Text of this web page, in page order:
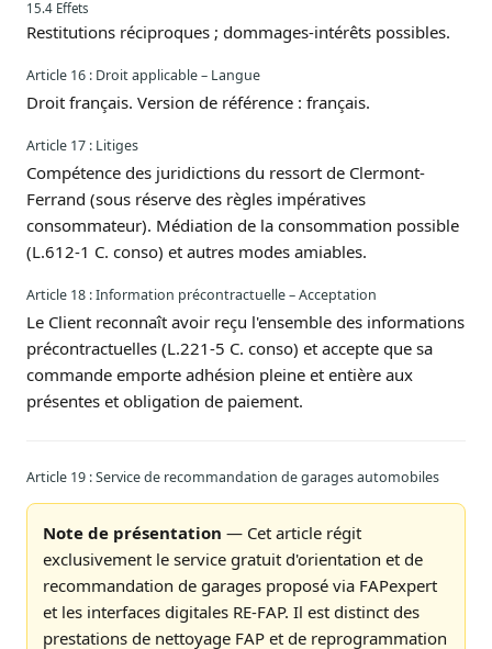
15.4 Effets
Restitutions réciproques ; dommages-intérêts possibles.
Article 16 : Droit applicable – Langue
Droit français. Version de référence : français.
Article 17 : Litiges
Compétence des juridictions du ressort de Clermont-
Ferrand (sous réserve des règles impératives
consommateur). Médiation de la consommation possible
(L.612-1 C. conso) et autres modes amiables.
Article 18 : Information précontractuelle – Acceptation
Le Client reconnaît avoir reçu l'ensemble des informations
précontractuelles (L.221-5 C. conso) et accepte que sa
commande emporte adhésion pleine et entière aux
présentes et obligation de paiement.
Article 19 : Service de recommandation de garages automobiles
Note de présentation — Cet article régit
exclusivement le service gratuit d'orientation et de
recommandation de garages proposé via FAPexpert
et les interfaces digitales RE-FAP. Il est distinct des
prestations de nettoyage FAP et de reprogrammation